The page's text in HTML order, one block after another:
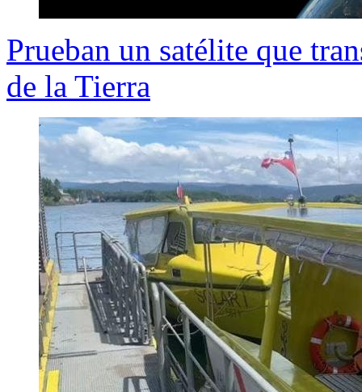
Prueban un satélite que
de la Tierra